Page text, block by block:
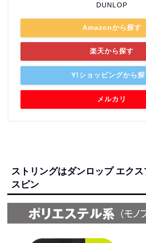
DUNLOP
Amazonから探す
楽天から探す
Y!ショッピングから探
メルカリ
ストリングはダンロップ エクス
スピン